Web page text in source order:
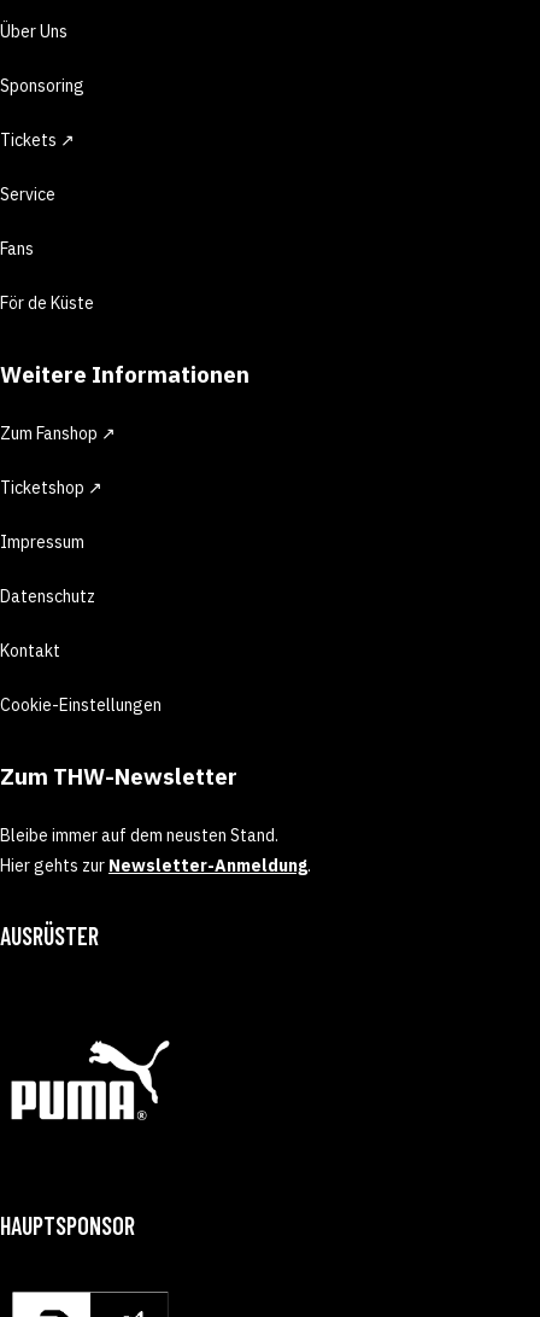
Über Uns
Sponsoring
Tickets ↗
Service
Fans
För de Küste
Weitere Informationen
Zum Fanshop ↗
Ticketshop ↗
Impressum
Datenschutz
Kontakt
Cookie-Einstellungen
Zum THW-Newsletter
Bleibe immer auf dem neusten Stand.
Hier gehts zur Newsletter-Anmeldung.
AUSRÜSTER
HAUPTSPONSOR